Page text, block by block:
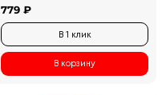
779 ₽
В 1 клик
В корзину